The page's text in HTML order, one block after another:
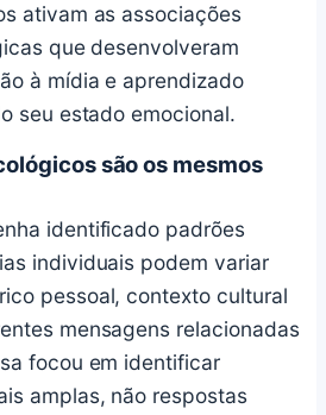
ativam as associações
que desenvolveram
à mídia e aprendizado
seu estado emocional.
são os mesmos
identificado padrões
individuais podem variar
pessoal, contexto cultural
mensagens relacionadas
focou em identificar
amplas, não respostas